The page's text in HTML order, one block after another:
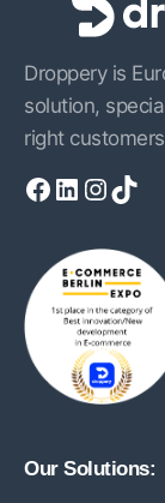
Droppery is
solution,
right
Facebook LinkedIn InstagramTikTok
Our Solutions: